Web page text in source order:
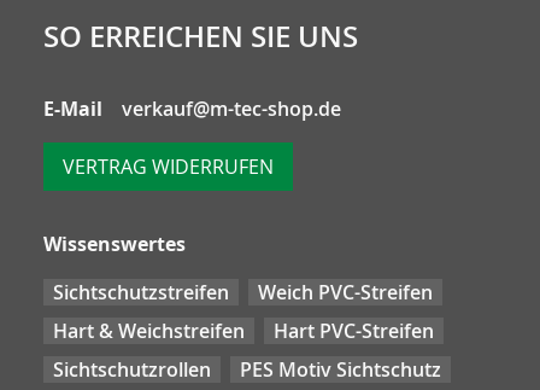
SO ERREICHEN SIE UNS
E-Mail verkauf@m-tec-shop.de
VERTRAG WIDERRUFEN
Wissenswertes
Sichtschutzstreifen
Weich PVC-Streifen
Hart & Weichstreifen
Hart PVC-Streifen
Sichtschutzrollen
PES Motiv Sichtschutz